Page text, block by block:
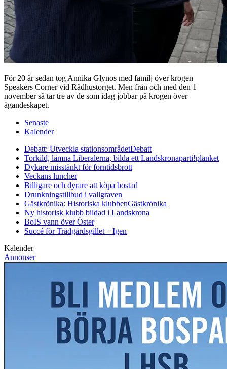
För 20 år sedan tog Annika Glynos med familj över krogen
Speakers Corner vid Rådhustorget. Men från och med den 1
november så tar tre av de som idag jobbar på krogen över
ägandeskapet.
Senaste
Kalender
Debatt: Utveckla stationsområdetDebatt
Torkild, lämna Liberalerna, bilda ett Landskronaparti!planket
Dykare misstänkt för forntidsbrott
Veckans luncher
Billigare och dyrare att köpa bostad
Drunkningstillbud i vallgraven
Gästkrönika: Historiska klubbenGästkrönika
Ny historisk klubb bildad i Landskrona
BoIS vann över Öster
Succé för Trädgårdsgillet – Igen
Kalender
Annonser